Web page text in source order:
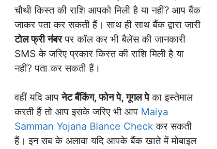
चौथी किस्त की राशि आपको मिली है या नहीं? आप बैंक
जाकर पता कर सकती हैं। साथ ही साथ बैंक द्वारा जारी
टोल फ्री नंबरपर कॉल कर भी बैलेंस की जानकारी
SMS के जरिए प्रकार किस्त की राशि मिली है या
नहीं? पता कर सकती हैं।
वहीं यदि आपनेट बैंकिंग, फोन पे, गूगल पेका इस्तेमाल
करती हैं तो आप इसके जरिए भी आप Maiya
Samman Yojana Blance Check कर सकती
हैं। इन सब के अलावा यदि आपके बैंक खाते में मोबाइल